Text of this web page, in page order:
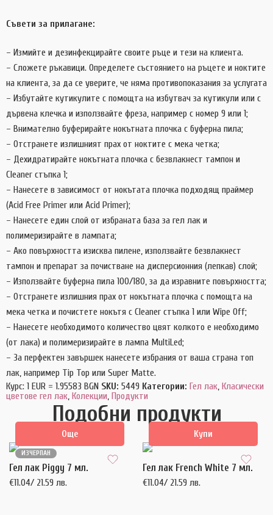
Съвети за прилагане:
– Измийте и дезинфекцирайте своите ръце и тези на клиента.
– Сложете ръкавици. Определете състоянието на ръцете и ноктите
на клиента, за да се уверите, че няма противопоказания за услугата
– Избутайте кутикулите с помощта на избутвач за кутикули или с
дървена клечка и използвайте фреза, например с номер 9 или 1;
– Внимателно буферирайте нокътната плочка с буферна пила;
– Отстранете излишният прах от ноктите с мека четка;
– Дехидратирайте нокътната плочка с безвлакнест тампон и
Cleaner стъпка 1;
– Нанесете в зависимост от нокътата плочка подходящ праймер
(Acid Free Primer или Acid Primer);
– Нанесете един слой от избраната база за гел лак и
полимеризирайте в лампата;
– Ако повърхността изисква пилене, използвайте безвлакнест
тампон и препарат за почистване на дисперсионния (лепкав) слой;
– Използвайте буферна пила 100/180, за да изравните повърхността;
– Отстранете излишния прах от нокътната плочка с помощта на
мека четка и почистете нокътя с Cleaner стъпка 1 или Wipe Off;
– Нанесете необходимото количество цвят колкото е необходимо
(от лака) и полимеризирайте в лампа MultiLed;
– За перфектен завършек нанесете избрания от ваша страна топ
лак, например Tip Top или Super Matte.
Курс: 1 EUR = 1.95583 BGN SKU: 5449 Категории: Гел лак, Класически
цветове гел лак, Колекции, Продукти
Подобни продукти
ИЗЧЕРПАН
Още
Гел лак Piggy 7 мл.
€11.04/ 21.59 лв.
Купи
Гел лак French White 7 мл.
€11.04/ 21.59 лв.